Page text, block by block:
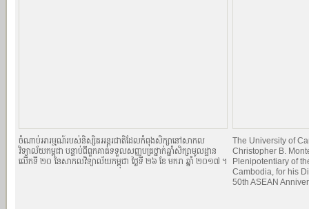
ចំណាប់អារម្មណ៍របស់និស្សិតអន្តរជាតិដែលកំពុងសិក្សានៅសាកល
វិទ្យាល័យកម្ពុជា បន្ទាប់ពីពួកគាត់ទទួលសញ្ញបត្រថ្នាក់ឆ្នាំសិក្សាមូលដ្ឋាន
លើកទី ២០ នៃសាកលវិទ្យាល័យកម្ពុជា ថ្ងៃទី ២៦ ខែ មករា ឆ្នាំ ២០១៧ ។
The University of
Christopher B.
Plenipotentiary of
Cambodia, for his
50th ASEAN